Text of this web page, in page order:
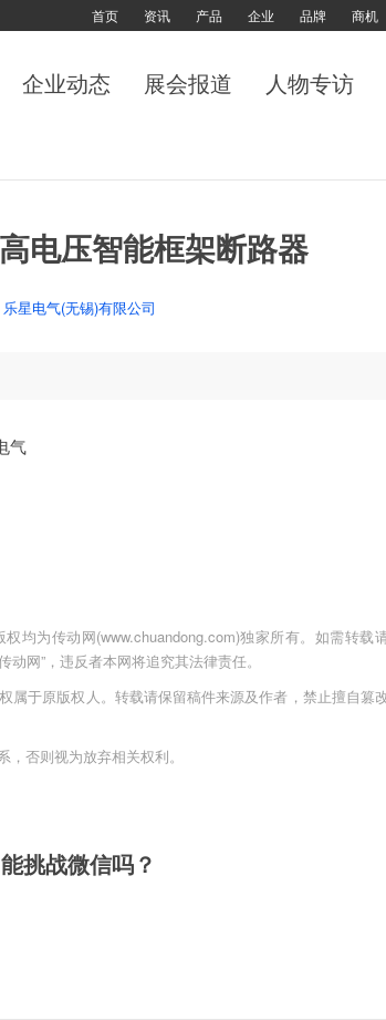
首页 资讯 产品 企业 品牌 商机
企业动态 展会报道 人物专访
电压智能框架断路器
乐星电气(无锡)有限公司
均为传动网(www.chuandong.com)独家所有。如需转载
网”，违反者本网将追究其法律责任。
于原版权人。转载请保留稿件来源及作者，禁止擅自篡
否则视为放弃相关权利。
挑战微信吗？